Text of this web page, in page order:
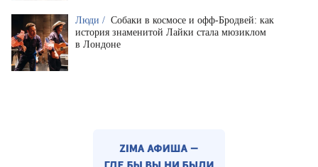
Люди / Собаки в космосе и офф-Бродвей: как
история знаменитой Лайки стала мюзиклом
в Лондоне